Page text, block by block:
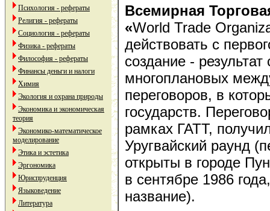
Психология - рефераты
Религия - рефераты
Социология - рефераты
Физика - рефераты
Философия - рефераты
Финансы деньги и налоги
Химия
Экология и охрана природы
Экономика и экономическая
теория
Экономико-математическое
моделирование
Этика и эстетика
Эргономика
Юриспруденция
Языковедение
Литература
Всемирная
«World Trade
действовать с
создание -
многоплановых
переговоров, в
государств.
рамках ГАТТ,
Уругвайский раунд
открыты в городе
в сентябре 1986
название).